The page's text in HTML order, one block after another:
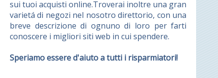
sui tuoi acquisti online.Troverai inoltre una gran
varietá di negozi nel nosotro direttorio, con una
breve descrizione di ognuno di loro per farti
conoscere i migliori siti web in cui spendere.
Speriamo essere d'aiuto a tutti i risparmiatori!